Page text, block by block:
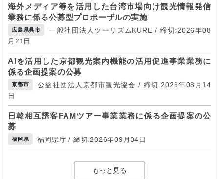
海外メディア等を活用した台湾市場向け観光情報発信
業務に係る公募型プロポーザルの実施
広島県呉市
一般社団法人ツーリズムKURE / 締切:2026年08
月21日
AIを活用した京都観光案内機能の活用促進事業業務に
係る企画提案の公募
京都市
公益社団法人京都市観光協会 / 締切:2026年08月14
日
日韓相互誘客FAMツアー事業業務に係る企画提案の公
募
福岡県 福岡県庁 / 締切:2026年09月04日
もっと見る